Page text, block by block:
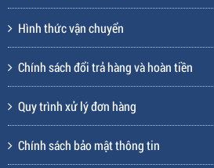
Hình thức vận chuyển
Chính sách đổi trả hàng và hoàn tiền
Quy trình xử lý đơn hàng
Chính sách bảo mật thông tin